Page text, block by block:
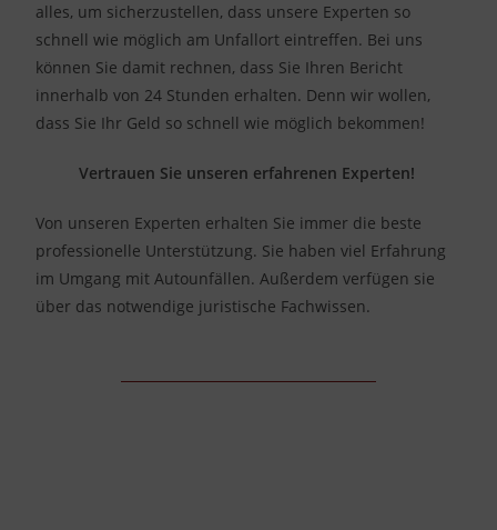
alles, um sicherzustellen, dass unsere Experten so
schnell wie möglich am Unfallort eintreffen. Bei uns
können Sie damit rechnen, dass Sie Ihren Bericht
innerhalb von 24 Stunden erhalten. Denn wir wollen,
dass Sie Ihr Geld so schnell wie möglich bekommen!
Vertrauen Sie unseren erfahrenen Experten!
Von unseren Experten erhalten Sie immer die beste
professionelle Unterstützung. Sie haben viel Erfahrung
im Umgang mit Autounfällen. Außerdem verfügen sie
über das notwendige juristische Fachwissen.